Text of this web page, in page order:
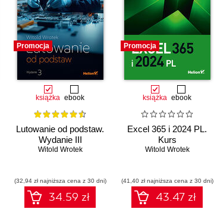
Promocja
książka ebook
Lutowanie od podstaw.
Wydanie III
Witold Wrotek
(32,94 zł najniższa cena z 30 dni)
34.59 zł
Promocja
książka ebook
Excel 365 i 2024 PL.
Kurs
Witold Wrotek
(41,40 zł najniższa cena z 30 dni)
43.47 zł